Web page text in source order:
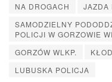
NA DROGACH
JAZDA
SAMODZIELNY
POLICJI W GORZOWIE
GORZÓW WLKP.
LUBUSKA POLICJA